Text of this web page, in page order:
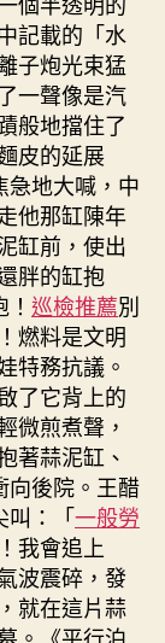
記載的「水
子炮光束猛
一聲像是汽
般地擋住了
皮的延展
急地大喊，中
他那缸陳年
缸前，使出
胖的缸抱
巡檢推薦別
燃料是文明
特務抗議。
了它背上的
微煎煮聲，
著蒜泥缸、
向後院。王醋
叫：「一般勞
我會追上
波震碎，發
就在這片蒜
。《平行泊